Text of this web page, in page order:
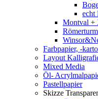
echt
Montval +
Römerturm
Farbpapier, -
Layout
Mixed Media
Öl-
Pastellpapier
Skizze